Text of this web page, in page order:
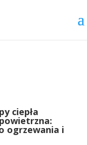
ciepła
ogrzewania i